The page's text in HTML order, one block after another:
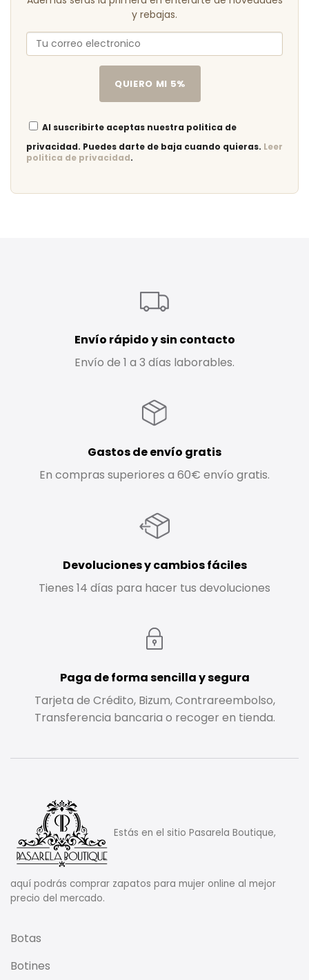
y rebajas.
QUIERO MI 5%
Al suscribirte aceptas nuestra politica de
privacidad. Puedes darte de baja cuando quieras. Leer
politica de privacidad.
Envío rápido y sin contacto
Envío de 1 a 3 días laborables.
Gastos de envío gratis
En compras superiores a 60€ envío gratis.
Devoluciones y cambios fáciles
Tienes 14 días para hacer tus devoluciones
Paga de forma sencilla y segura
Tarjeta de Crédito, Bizum, Contrareembolso,
Transferencia bancaria o recoger en tienda.
Estás en el sitio Pasarela Boutique,
aquí podrás comprar zapatos para mujer online al mejor
precio del mercado.
Botas
Botines